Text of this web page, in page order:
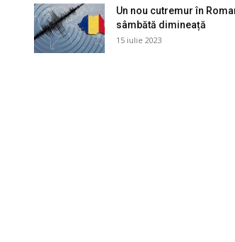
Un nou cutremur în
sâmbătă dimineață
15 iulie 2023